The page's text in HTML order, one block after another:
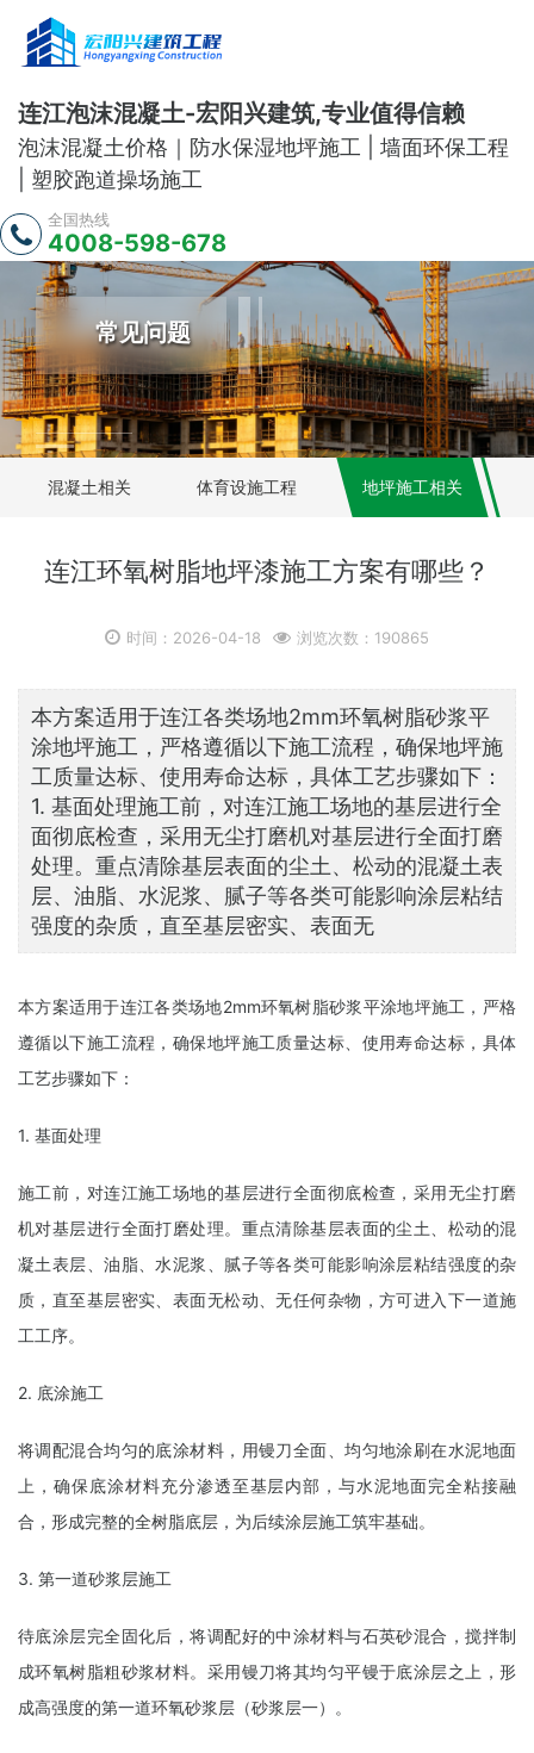
连江泡沫混凝土-宏阳兴建筑,专业值得信赖
泡沫混凝土价格｜防水保湿地坪施工 | 墙面环保工程
| 塑胶跑道操场施工
全国热线
4008-598-678
常见问题
混凝土相关 体育设施工程 地坪施工相关
连江环氧树脂地坪漆施工方案有哪些？
时间：2026-04-18 浏览次数：190865
本方案适用于连江各类场地2mm环氧树脂砂浆平
涂地坪施工，严格遵循以下施工流程，确保地坪施
工质量达标、使用寿命达标，具体工艺步骤如下：
1. 基面处理施工前，对连江施工场地的基层进行全
面彻底检查，采用无尘打磨机对基层进行全面打磨
处理。重点清除基层表面的尘土、松动的混凝土表
层、油脂、水泥浆、腻子等各类可能影响涂层粘结
强度的杂质，直至基层密实、表面无
本方案适用于连江各类场地2mm环氧树脂砂浆平涂地坪施工，严格
遵循以下施工流程，确保地坪施工质量达标、使用寿命达标，具体
工艺步骤如下：
1. 基面处理
施工前，对连江施工场地的基层进行全面彻底检查，采用无尘打磨
机对基层进行全面打磨处理。重点清除基层表面的尘土、松动的混
凝土表层、油脂、水泥浆、腻子等各类可能影响涂层粘结强度的杂
质，直至基层密实、表面无松动、无任何杂物，方可进入下一道施
工工序。
2. 底涂施工
将调配混合均匀的底涂材料，用镘刀全面、均匀地涂刷在水泥地面
上，确保底涂材料充分渗透至基层内部，与水泥地面完全粘接融
合，形成完整的全树脂底层，为后续涂层施工筑牢基础。
3. 第一道砂浆层施工
待底涂层完全固化后，将调配好的中涂材料与石英砂混合，搅拌制
成环氧树脂粗砂浆材料。采用镘刀将其均匀平镘于底涂层之上，形
成高强度的第一道环氧砂浆层（砂浆层一）。